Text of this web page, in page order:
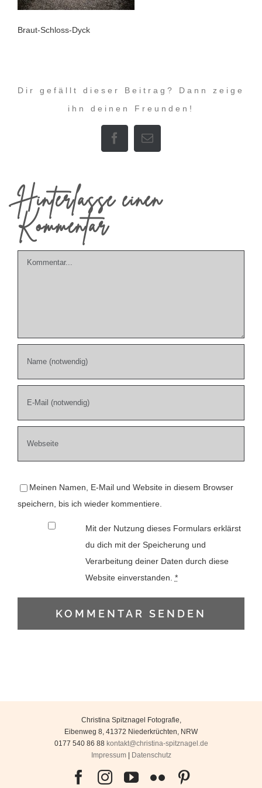
Braut-Schloss-Dyck
Dir gefällt dieser Beitrag? Dann zeige
ihn deinen Freunden!
Facebook
E-
Mail
Hinterlasse einen
Kommentar
Kommentar
Meinen Namen, E-Mail und Website in diesem Browser
speichern, bis ich wieder kommentiere.
Mit der Nutzung dieses Formulars erklärst
du dich mit der Speicherung und
Verarbeitung deiner Daten durch diese
Website einverstanden. *
Christina Spitznagel Fotografie
Eibenweg 8 41372 Niederkrüchten NRW
0177 540 86 88 kontakt@christina-spitznagel.de
Impressum| Datenschutz
Facebook
InstagramYouTube
Flickr